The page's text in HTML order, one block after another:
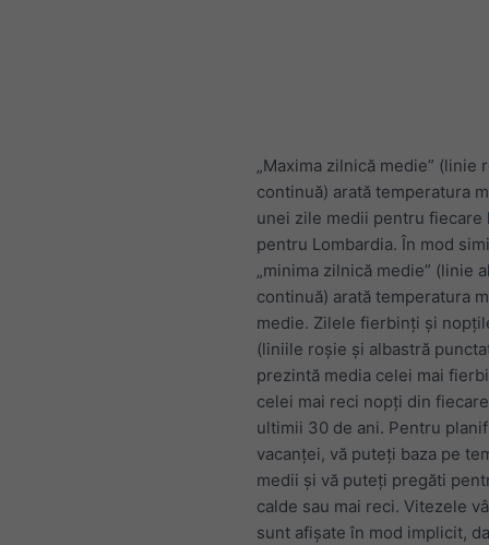
„Maxima zilnică medie” (linie
continuă) arată temperatura
unei zile medii pentru fiecare
pentru Lombardia. În mod
„minima zilnică medie” (linie
continuă) arată temperatura
medie. Zilele fierbinți și
(liniile roșie și albastră
prezintă media celei mai
celei mai reci nopți din
ultimii 30 de ani. Pentru
vacanței, vă puteți baza pe
medii și vă puteți pregăti
calde sau mai reci. Vitezele
sunt afișate în mod implicit,